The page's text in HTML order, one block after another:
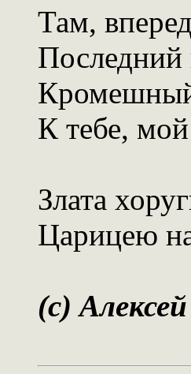
Там,
Последний
Кромешный
К тебе,
Злата
Царицею
(c)